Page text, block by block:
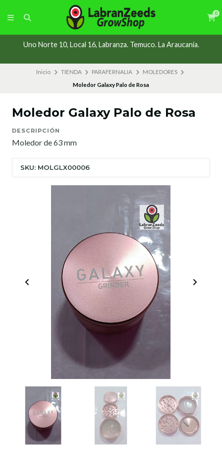
0
Uno Norte 10, Local 16, Labranza. Temuco. La Araucanía.
Inicio TIENDA PARAFERNALIA
MOLEDORES
Moledor Galaxy Palo de Rosa
Moledor Galaxy Palo de Rosa
DESCRIPCIÓN
Moledor de 63 mm
SKU: MOLGLX00006